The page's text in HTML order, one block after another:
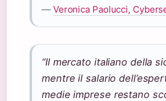
— Veronica Paolucci,
“Il mercato italiano della
mentre il salario
medie imprese restano